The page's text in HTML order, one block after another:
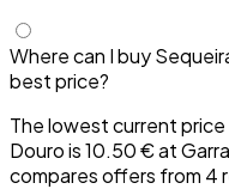
Where can I buy
best price?
The lowest current
Douro is 10.50 € at
compares offers from 4